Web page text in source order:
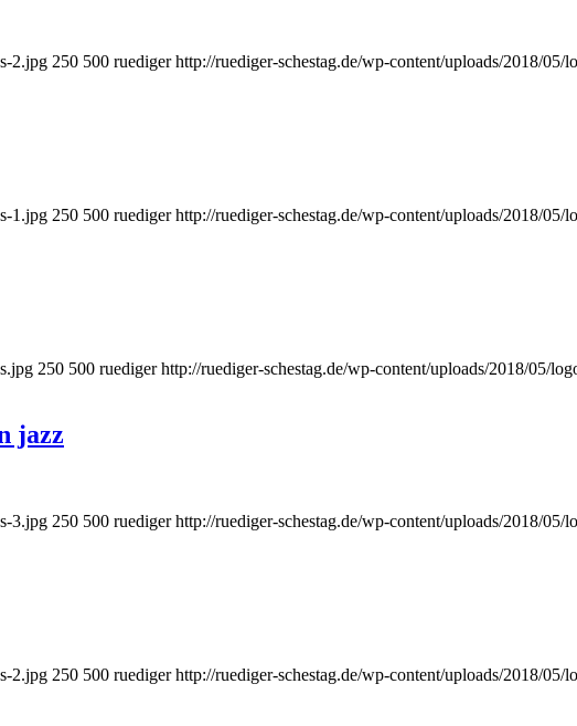
2.jpg 250 500 ruediger http://ruediger-schestag.de/wp-content/uploads/2018/05/
1.jpg 250 500 ruediger http://ruediger-schestag.de/wp-content/uploads/2018/05/
250 500 ruediger http://ruediger-schestag.de/wp-content/uploads/2018/05/
jazz
3.jpg 250 500 ruediger http://ruediger-schestag.de/wp-content/uploads/2018/05/
2.jpg 250 500 ruediger http://ruediger-schestag.de/wp-content/uploads/2018/05/